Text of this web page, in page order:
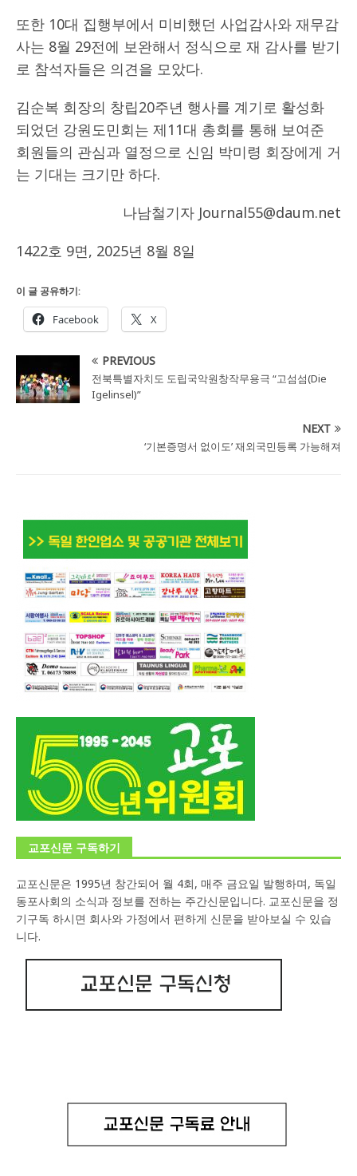
또한 10대 집행부에서 미비했던 사업감사와 재무감
사는 8월 29전에 보완해서 정식으로 재 감사를 받기
로 참석자들은 의견을 모았다.
김순복 회장의 창립20주년 행사를 계기로 활성화
되었던 강원도민회는 제11대 총회를 통해 보여준
회원들의 관심과 열정으로 신임 박미령 회장에게 거
는 기대는 크기만 하다.
나남철기자 Journal55@daum.net
1422호 9면, 2025년 8월 8일
이 글 공유하기:
Facebook X
PREVIOUS
전북특별자치도 도립국악원창작무용극 “고섬섬(Die
Igelinsel)”
NEXT
‘기본증명서 없이도’ 재외국민등록 가능해져
교포신문 구독하기
교포신문은 1995년 창간되어 월 4회, 매주 금요일 발행하며, 독일
동포사회의 소식과 정보를 전하는 주간신문입니다. 교포신문을 정
기구독 하시면 회사와 가정에서 편하게 신문을 받아보실 수 있습
니다.